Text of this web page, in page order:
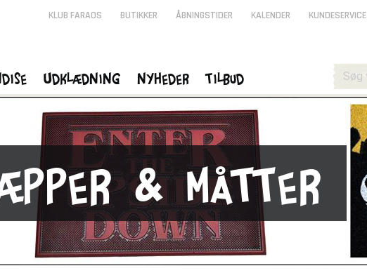
& Måtter
KLUB FARAOS BUTIKKER ÅBNINGSTIDER KALENDER KUNDESERVICE
Udklædning Nyheder Tilbud